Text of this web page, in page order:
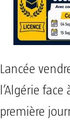
Lancée
l’Algérie
première